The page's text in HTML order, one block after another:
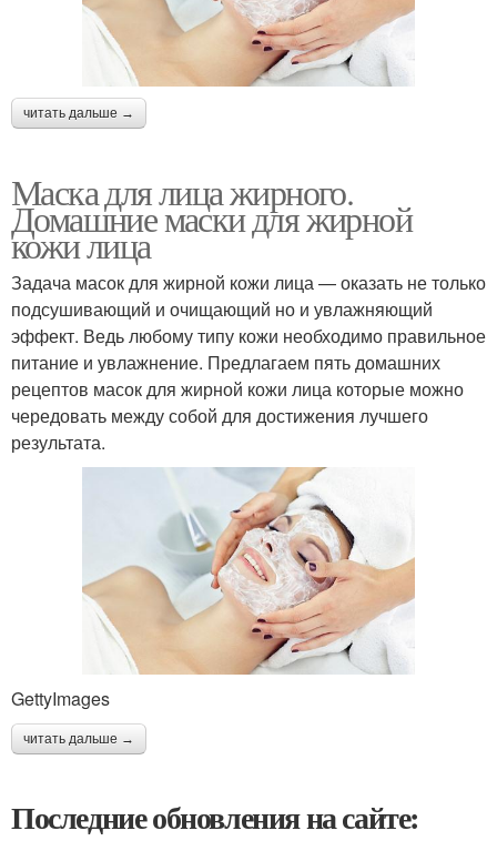
читать дальше →
Маска для лица жирного.
Домашние маски для жирной
кожи лица
Задача масок для жирной кожи лица — оказать не только
подсушивающий и очищающий но и увлажняющий
эффект. Ведь любому типу кожи необходимо правильное
питание и увлажнение. Предлагаем пять домашних
рецептов масок для жирной кожи лица которые можно
чередовать между собой для достижения лучшего
результата.
GettyImages
читать дальше →
Последние обновления на сайте: